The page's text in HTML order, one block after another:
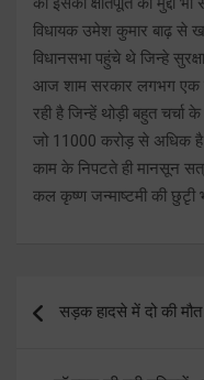
विधायक उमेश कुमार बाढ़
विधानसभा पहुंचे थे जिन्हे
आज शाम सरकार लगभग एक
रही है जिन्हें थोड़ी बहुत चर्चा
जो 11000 करोड़ से अधिक है
काम के निपटते ही मानसून
कल कृष्ण जन्माष्टमी की छुटृी
navigation
सड़क हादसे में दो की मौत